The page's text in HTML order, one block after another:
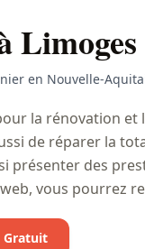
Limoges
en Nouvelle-
la rénovation et
de réparer la
présenter des
vous pourrez
Gratuit